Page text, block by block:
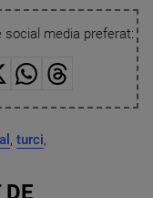
media preferat:
, turci,